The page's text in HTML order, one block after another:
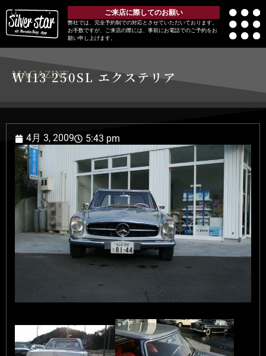
ご来店に際してのお願い
弊社では、完全予約制での対応とさせていただいております。
お手数ですが、ご来店の際には、事前にお電話でのご予約をお
願い申し上げます。
MAGAZINE
W113 250SL エクステリア
4月 3, 2009 5:43 pm